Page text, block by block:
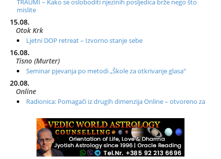
TRAUMI – Kako se osloboditi njezinih posljedica brže nego što
mislite
15.08.
Otok Krk
Ljetni DOP retreat – Izvorno stanje sebe
16.08.
Tisno (Murter)
Seminar pjevanja po metodi „Škole za otkrivanje glasa“
20.08.
Online
Radionica: Pomagači iz drugih dimenzija Online – otvoreno za
Zagreb+Online
Osnovni ThetaHealing® tečaj, Zagreb i Online